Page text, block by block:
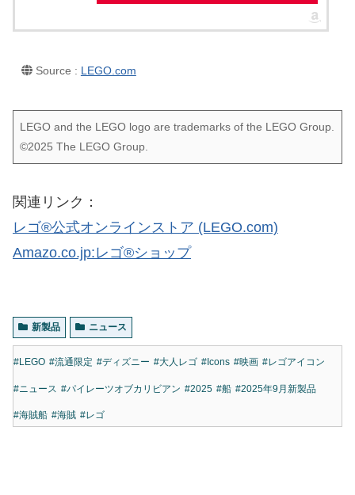
Source : LEGO.com
LEGO and the LEGO logo are trademarks of the LEGO Group.
©2025 The LEGO Group.
関連リンク：
レゴ®公式オンラインストア (LEGO.com)
Amazo.co.jp:レゴ®ショップ
新製品 ニュース
#LEGO #流通限定 #ディズニー #大人レゴ #Icons #映画 #レゴアイコン
#ニュース #パイレーツオブカリビアン #2025 #船 #2025年9月新製品
#海賊船 #海賊 #レゴ